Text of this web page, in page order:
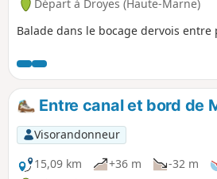
Départ à Droyes (Haute-Marne)
Balade dans le bocage dervois
Entre canal et bord de
Visorandonneur
15,09 km
+36 m -32 m